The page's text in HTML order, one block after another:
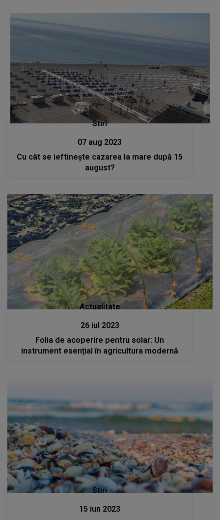
Stiri
07 aug 2023
Cu cât se ieftinește cazarea la mare după 15
august?
Actualitate
26 iul 2023
Folia de acoperire pentru solar: Un
instrument esențial în agricultura modernă
Stiri
15 iun 2023